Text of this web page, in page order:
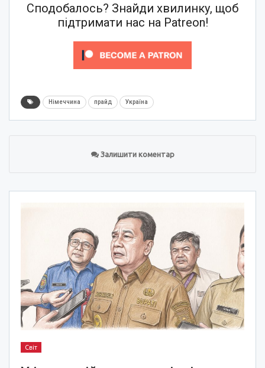
Сподобалось? Знайди хвилинку, щоб
підтримати нас на Patreon!
Німеччина прайд Україна
Залишити коментар
Світ